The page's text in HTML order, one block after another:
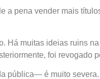
pena vender mais
muitas ideias ruins
foi revogado
é muito